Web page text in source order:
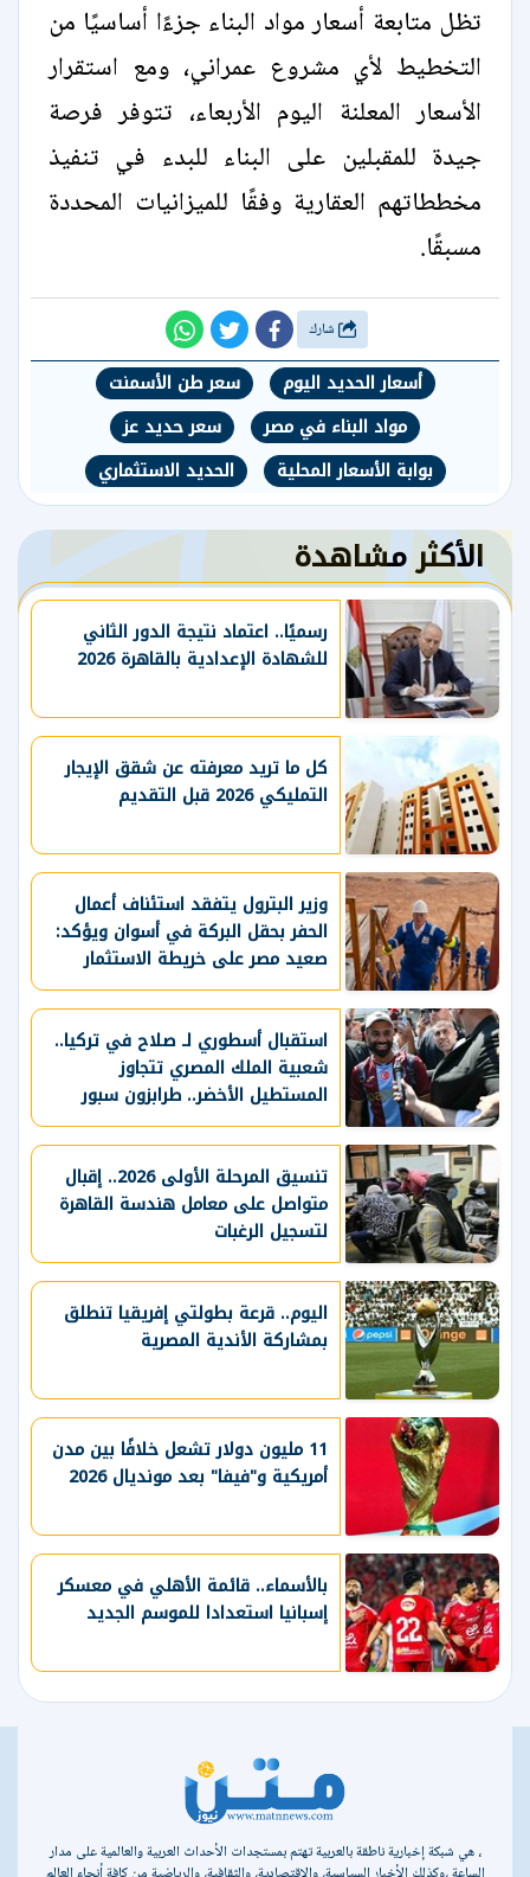
تظل متابعة أسعار مواد البناء جزءًا أساسيًا من
التخطيط لأي مشروع عمراني، ومع استقرار
الأسعار المعلنة اليوم الأربعاء، تتوفر فرصة
جيدة للمقبلين على البناء للبدء في تنفيذ
مخططاتهم العقارية وفقًا للميزانيات المحددة
مسبقًا.
أسعار الحديد اليوم
سعر طن الأسمنت
مواد البناء في مصر
سعر حديد عز
بوابة الأسعار المحلية
الحديد الاستثماري
الأكثر مشاهدة
رسميًا.. اعتماد نتيجة الدور الثاني
للشهادة الإعدادية بالقاهرة 2026
كل ما تريد معرفته عن شقق الإيجار
التمليكي 2026 قبل التقديم
وزير البترول يتفقد استئناف أعمال
الحفر بحقل البركة في أسوان ويؤكد:
صعيد مصر على خريطة الاستثمار
البترولي
استقبال أسطوري لـ صلاح في تركيا..
شعبية الملك المصري تتجاوز
المستطيل الأخضر.. طرابزون سبور
يسعي لاستعادة لقب الدوري التركي
وتعزيز حظوظه في المنافسات
الأوروبية
تنسيق المرحلة الأولى 2026.. إقبال
متواصل على معامل هندسة القاهرة
لتسجيل الرغبات
اليوم.. قرعة بطولتي إفريقيا تنطلق
بمشاركة الأندية المصرية
11 مليون دولار تشعل خلافًا بين مدن
أمريكية و"فيفا" بعد مونديال 2026
بالأسماء.. قائمة الأهلي في معسكر
إسبانيا استعدادا للموسم الجديد
، هي شبكة إخبارية ناطقة بالعربية تهتم بمستجدات الأحداث العربية والعالمية على مدار